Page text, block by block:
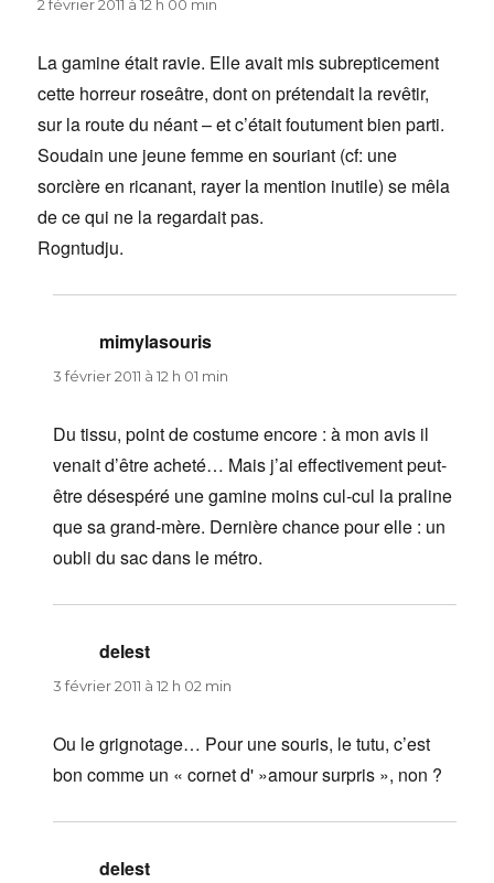
2 février 2011 à 12 h 00 min
La gamine était ravie. Elle avait mis subrepticement
cette horreur roseâtre, dont on prétendait la revêtir,
sur la route du néant – et c’était foutument bien parti.
Soudain une jeune femme en souriant (cf: une
sorcière en ricanant, rayer la mention inutile) se mêla
de ce qui ne la regardait pas.
Rogntudju.
mimylasouris
3 février 2011 à 12 h 01 min
Du tissu, point de costume encore : à mon avis il
venait d’être acheté… Mais j’ai effectivement peut-
être désespéré une gamine moins cul-cul la praline
que sa grand-mère. Dernière chance pour elle : un
oubli du sac dans le métro.
delest
3 février 2011 à 12 h 02 min
Ou le grignotage… Pour une souris, le tutu, c’est
bon comme un « cornet d' »amour surpris », non ?
delest